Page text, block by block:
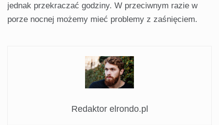
jednak przekraczać godziny. W przeciwnym razie w
porze nocnej możemy mieć problemy z zaśnięciem.
Redaktor elrondo.pl